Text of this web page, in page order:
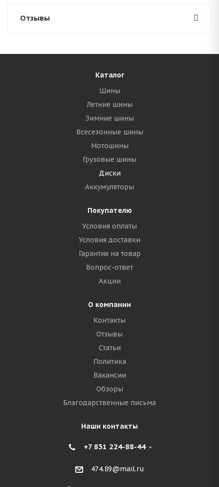
Отзывы
Каталог
Шины
Летние шины
Зимние шины
Всесезонные шины
Мотошины
Грузовые шины
Диски
Аккумуляторы
Покупателю
Условия оплаты
Условия доставки
Гарантия на товар
Вопрос-ответ
Акции
О компании
Контакты
Отзывы
Статьи
Политика
Вакансии
Обзоры
Благодарственные письма
Наши контакты
+7 831 224-88-44
474.89@mail.ru